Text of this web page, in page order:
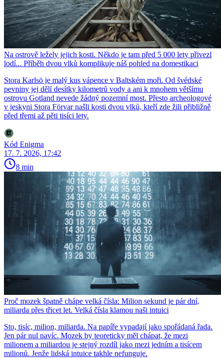
Na ostrově ležely jejich kosti. Někdo je tam před 5 000 lety přivezl
lodí... Příběh dvou vlků komplikuje náš pohled na domestikaci
Stora Karlsö je malý kus vápence v Baltském moři. Od švédské
pevniny jej dělí desítky kilometrů vody a ani k mnohem většímu
ostrovu Gotland nevede žádný pozemní most. Přesto archeologové
v jeskyni Stora Förvar našli kosti dvou vlků, kteří zde žili přibližně
před třemi až pěti tisíci lety.
Kód Enigma
17. 7. 2026, 17:42
8 min
Proč mozek špatně chápe velká čísla: Milion sekund je pár dní,
miliarda přes třicet let. Velká čísla klamou naši intuici
Sto, tisíc, milion, miliarda. Na papíře vypadají jako spořádaná řada.
Jen pár nul navíc. Mozek by teoreticky měl chápat, že mezi
milionem a miliardou je stejný rozdíl jako mezi jedním a tisícem
milionů. Jenže lidská intuice takhle nefunguje.